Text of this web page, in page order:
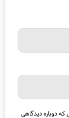
که دوباره دیدگاهی